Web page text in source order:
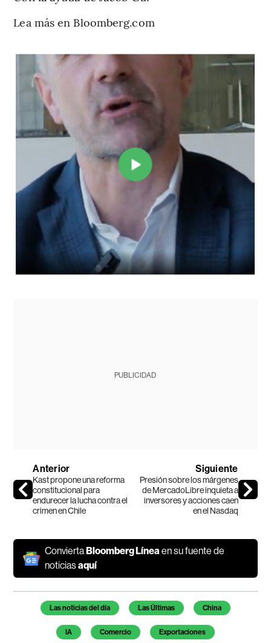
Lea más en Bloomberg.com
PUBLICIDAD
Anterior
Kast propone una reforma
constitucional para
endurecer la lucha contra el
crimen en Chile
Siguiente
Presión sobre los márgenes
de MercadoLibre inquieta a
inversores y acciones caen
en el Nasdaq
Convierta Bloomberg Líneaen su fuente de
noticiasaquí
Temas de este artículo
Las noticias del día Las Últimas China
IA Comercio Exportaciones